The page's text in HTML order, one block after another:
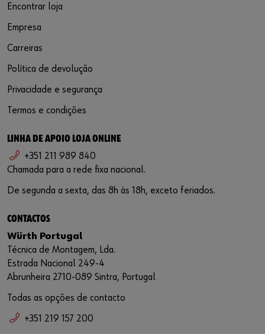
Encontrar loja
Empresa
Carreiras
Política de devolução
Privacidade e segurança
Termos e condições
LINHA DE APOIO LOJA ONLINE
+351 211 989 840
Chamada para a rede fixa nacional.
De segunda a sexta, das 8h às 18h, exceto feriados.
CONTACTOS
Würth Portugal
Técnica de Montagem, Lda.
Estrada Nacional 249-4
Abrunheira 2710-089 Sintra, Portugal
Todas as opções de contacto
+351 219 157 200